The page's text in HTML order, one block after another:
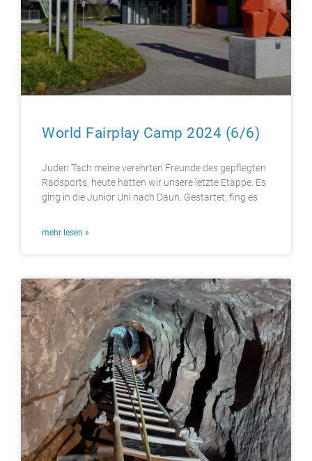
World Fairplay Camp 2024 (6/6)
Juden Tach meine verehrten Freunde des gepflegten
Radsports, heute hatten wir unsere letzte Etappe. Es
ging in die Junior Uni nach Daun. Gestartet, fing es
mehr lesen »